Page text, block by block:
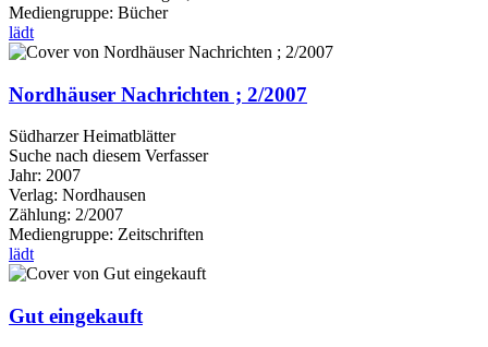
Mediengruppe: Bücher
lädt
Nordhäuser Nachrichten ; 2/2007
Südharzer Heimatblätter
Suche nach diesem Verfasser
Jahr: 2007
Verlag: Nordhausen
Zählung: 2/2007
Mediengruppe: Zeitschriften
lädt
Gut eingekauft